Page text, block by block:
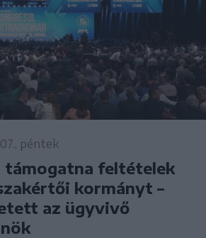
péntek
támogatna feltételek
kormányt –
az ügyvivő